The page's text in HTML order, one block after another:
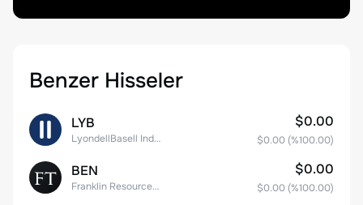
Benzer Hisseler
LYB
LyondellBasell Industries N.V. Class A
$0.00
$0.00 (%100.00)
BEN
Franklin Resources, Inc.
$0.00
$0.00 (%100.00)